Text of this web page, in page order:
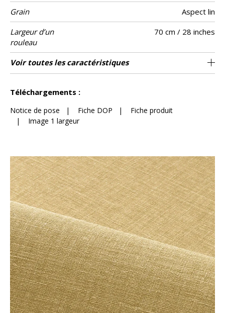
Grain
Aspect lin
Largeur d’un
rouleau
70 cm / 28 inches
Longueur Vendu au rouleau de 10.05m / 11 yards
Raccord Raccord libre
Rapport
Vertical
64cm / 25 pouces
Poids g/m² 330
Description
produit
Uni lin
Entretien Lessivable
Pose colle Encollage du mur
Dépose Arrachage à sec
Norme COV A+
ASTME84 Class A
Norme
euroclass
B-s2, d0
Pays d'origine Italie
Voir toutes les caractéristiques
Téléchargements :
Notice de pose | Fiche DOP |
Fiche produit
| Image 1 largeur